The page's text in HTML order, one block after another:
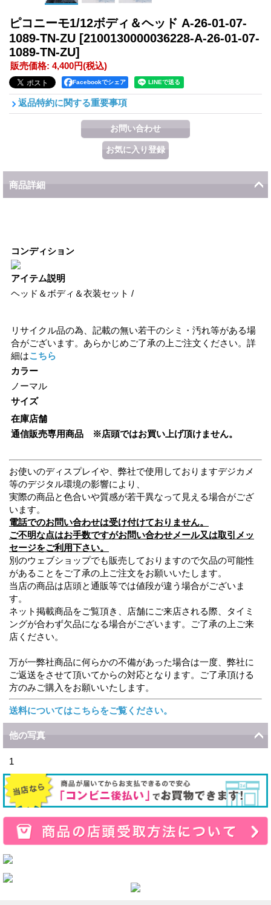
ピコニーモ1/12ボディ＆ヘッド A-26-01-07-
1089-TN-ZU [2100130000036228-A-26-01-07-
1089-TN-ZU]
販売価格: 4,400円(税込)
Facebookでシェア
返品特約に関する重要事項
商品詳細
コンディション
アイテム説明
ヘッド＆ボディ＆衣装セット /
リサイクル品の為、記載の無い若干のシミ・汚れ等がある場
合がございます。あらかじめご了承の上ご注文ください。詳
細はこちら
カラー
ノーマル
サイズ
在庫店舗
通信販売専用商品 ※店頭ではお買い上げ頂けません。
お使いのディスプレイや、弊社で使用しておりますデジカメ
等のデジタル環境の影響により、
実際の商品と色合いや質感が若干異なって見える場合がござ
います。
電話でのお問い合わせは受け付けておりません。
ご不明な点はお手数ですがお問い合わせメール又は取引メッ
セージをご利用下さい。
別のウェブショップでも販売しておりますので欠品の可能性
があることをご了承の上ご注文をお願いいたします。
当店の商品は店頭と通販等では値段が違う場合がございま
す。
ネット掲載商品をご覧頂き、店舗にご来店される際、タイミ
ングが合わず欠品になる場合がございます。ご了承の上ご来
店ください。
万が一弊社商品に何らかの不備があった場合は一度、弊社に
ご返送をさせて頂いてからの対応となります。ご了承頂ける
方のみご購入をお願いいたします。
送料についてはこちらをご覧ください。
他の写真
1